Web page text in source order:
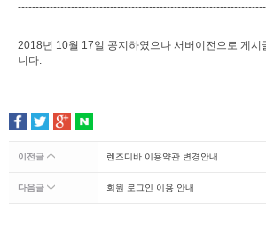
--------------------
2018년 10월 17일 공지하였으나 서버이전으로 게시
니다.
이전글 렌즈디바 이용약관 변경안내
다음글 회원 로그인 이용 안내